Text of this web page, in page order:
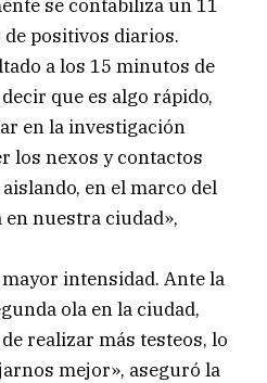
se contabiliza un 11
positivos diarios.
a los 15 minutos de
que es algo rápido,
en la investigación
los nexos y contactos
en el marco del
nuestra ciudad»,
intensidad. Ante la
ola en la ciudad,
realizar más testeos, lo
mejor», aseguró la